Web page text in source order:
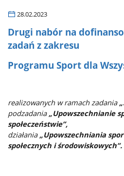
28.02.2023
Drugi nabór na
zadań z zakresu
Programu Sport dla
realizowanych w ramach zadania
podzadania„Upowszechnianie
społeczeństwie”,
działania„Upowszechniania
społecznych i środowiskowych”.